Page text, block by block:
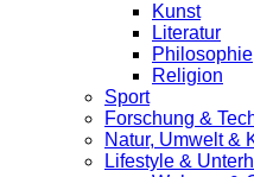
Kunst
Literatur
Philosophie
Religion
Sport
Forschung &
Natur, Umwelt &
Lifestyle &